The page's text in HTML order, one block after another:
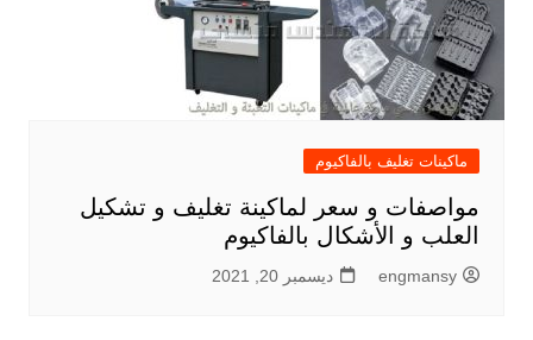
ماكينات تغليف بالفاكيوم
مواصفات و سعر لماكينة تغليف و تشكيل
العلب و الأشكال بالفاكيوم
engmansy ديسمبر 20, 2021